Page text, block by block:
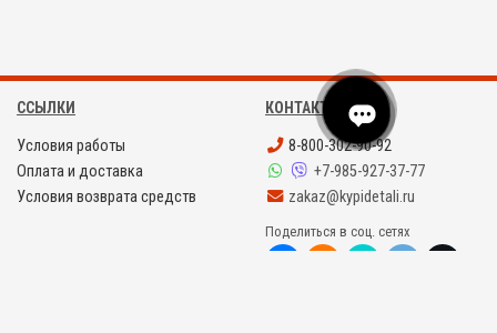
ССЫЛКИ
Условия работы
Оплата и доставка
Условия возврата средств
КОНТАКТЫ
8-800-302-90-92
+7-985-927-37-77
zakaz@kypidetali.ru
Поделиться в соц. сетях